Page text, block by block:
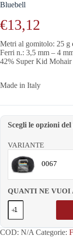
Bluebell
€13,12
Metri al gomitolo: 25 g
Ferri n.: 3,5 mm – 4
42% Super Kid Mohair
Made in Italy
Scegli le opzioni
VARIANTE
0067
QUANTI NE VUOI
COD: N/A Categorie: